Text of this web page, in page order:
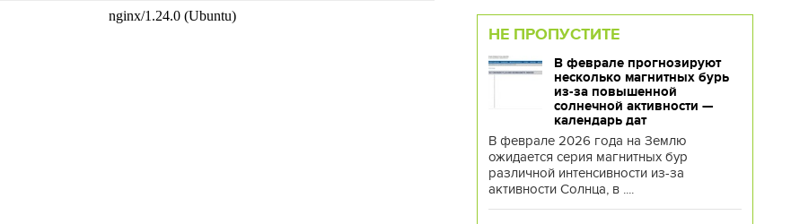
НЕ ПРОПУСТИТЕ
В феврале прогнозируют
несколько магнитных бурь
из-за повышенной
солнечной активности —
календарь дат
В феврале 2026 года на Землю
ожидается серия магнитных бур
различной интенсивности из-за
активности Солнца, в ....